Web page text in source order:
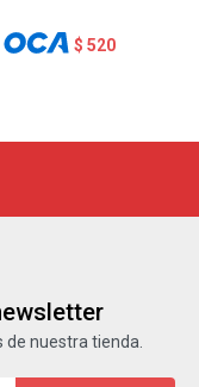
$ 520
nuestra tienda.